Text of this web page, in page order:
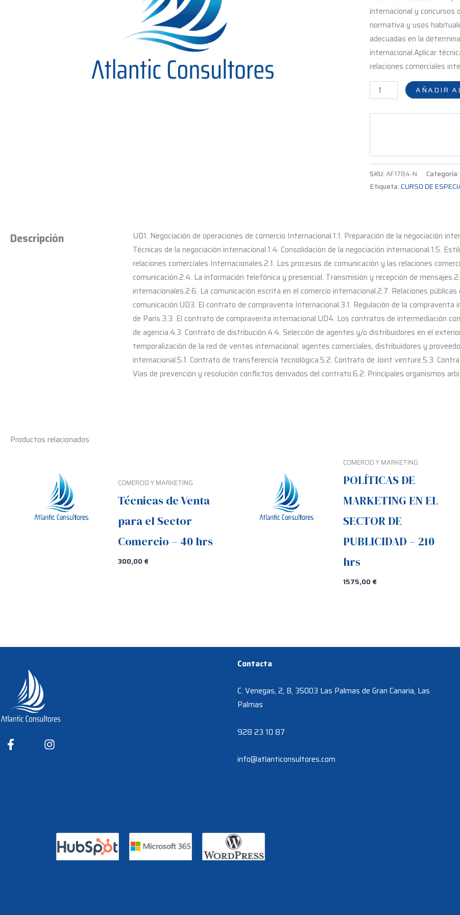
internacional y concursos
normativa y usos
adecuadas en la
internacional.Aplicar
relaciones comerciales
AÑADIR
SKU:AF1784-N
Etiqueta:CURSO DE
Descripción
UD1. Negociación de operaciones de comercio Internacional.1.1. Preparación de la negociación
Técnicas de la negociación internacional.1.4. Consolidación de la negociación internacional.1.5.
relaciones comerciales Internacionales.2.1. Los procesos de comunicación y las relaciones
comunicación.2.4. La información telefónica y presencial. Transmisión y recepción de
internacionales.2.6. La comunicación escrita en el comercio internacional.2.7. Relaciones
comunicación.UD3. El contrato de compraventa Internacional.3.1. Regulación de la compraventa
de París.3.3. El contrato de compraventa internacional.UD4. Los contratos de intermediación
de agencia.4.3. Contrato de distribución.4.4. Selección de agentes y/o distribuidores en el
temporalización de la red de ventas internacional: agentes comerciales, distribuidores y
internacional.5.1. Contrato de transferencia tecnológica.5.2. Contrato de Joint venture.5.3.
Vías de prevención y resolución conflictos derivados del contrato.6.2. Principales organismos
Productos relacionados
COMERCIO Y MARKETING
Técnicas de Venta
para el Sector
Comercio – 40 hrs
300,00€
COMERCIO Y MARKETING
POLÍTICAS DE
MARKETING EN EL
SECTOR DE
PUBLICIDAD – 210
hrs
1575,00€
Contacta
C. Venegas, 2, B, 35003 Las Palmas de Gran Canaria, Las
Palmas
928 23 10 87
info@atlanticonsultores.com